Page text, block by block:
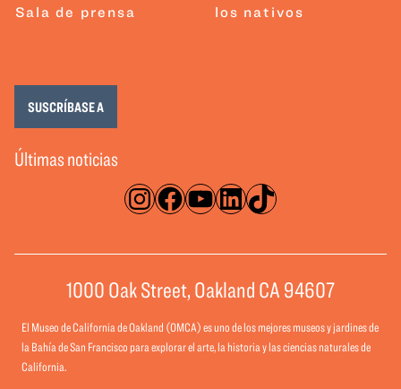
Sala de prensa
los nativos
Instagram
Facebook
YouTube
LinkedIn
TikTok
Últimas noticias
SUSCRÍBASE A
1000 Oak Street, Oakland CA 94607
El Museo de California de Oakland (OMCA) es uno de los mejores museos y jardines de
la Bahía de San Francisco para explorar el arte, la historia y las ciencias naturales de
California.